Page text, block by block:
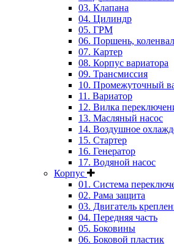
03. Клапана
04. Цилиндр
05. ГРМ
06. Поршень, коленвал
07. Картер
08. Корпус вариатора
09. Трансмиссия
10. Промежуточный
11. Вариатор
12. Вилка
13. Масляный насос
14. Воздушное
15. Стартер
16. Генератор
17. Водяной насос
Корпус
01. Система
02. Рама защита
03. Двигатель
04. Передняя часть
05. Боковины
06. Боковой пластик